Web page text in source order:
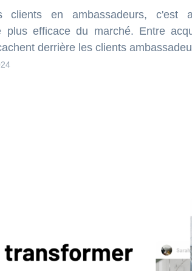
clients en ambassadeurs, c'est
plus efficace du marché. Entre
derrière les clients